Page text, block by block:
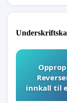
innkall til